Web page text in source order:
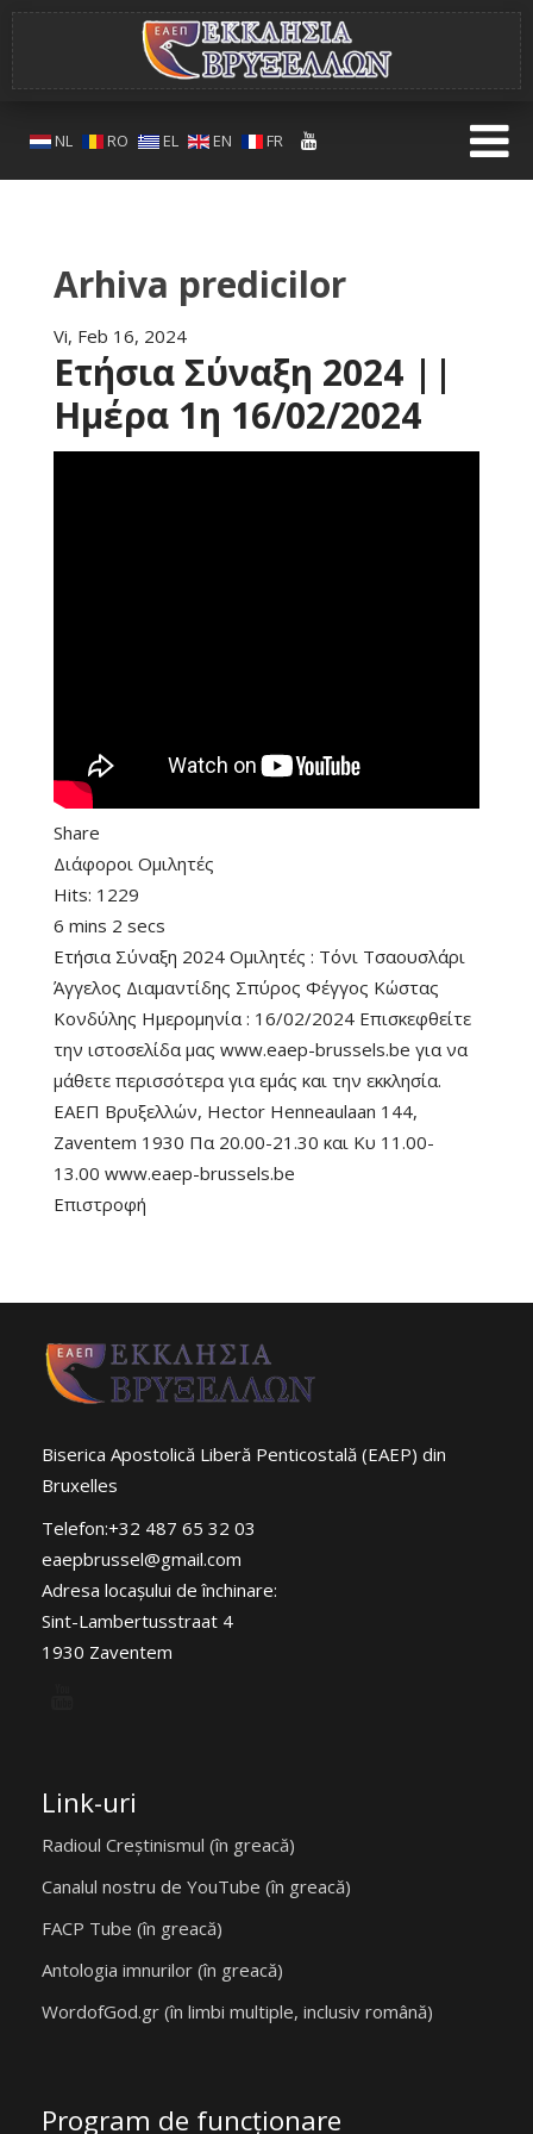
NL RO EL EN FR
Arhiva predicilor
Vi, Feb 16, 2024
Ετήσια Σύναξη 2024 ||
Ημέρα 1η 16/02/2024
Share
Διάφοροι Ομιλητές
Hits: 1229
6 mins 2 secs
Ετήσια Σύναξη 2024 Ομιλητές : Τόνι Τσαουσλάρι
Άγγελος Διαμαντίδης Σπύρος Φέγγος Κώστας
Κονδύλης Ημερομηνία : 16/02/2024 Επισκεφθείτε
την ιστοσελίδα μας www.eaep-brussels.be για να
μάθετε περισσότερα για εμάς και την εκκλησία.
ΕΑΕΠ Βρυξελλών, Hector Henneaulaan 144,
Zaventem 1930 Πα 20.00-21.30 και Κυ 11.00-
13.00 www.eaep-brussels.be
Επιστροφή
Biserica Apostolică Liberă Penticostală (EAEP) din
Bruxelles
Telefon:+32 487 65 32 03
eaepbrussel@gmail.com
Adresa locaşului de închinare:
Sint-Lambertusstraat 4
1930 Zaventem
Link-uri
Radioul Creștinismul (în greacă)
Canalul nostru de YouTube (în greacă)
FACP Tube (în greacă)
Antologia imnurilor (în greacă)
WordofGod.gr (în limbi multiple, inclusiv română)
Program de funcţionare